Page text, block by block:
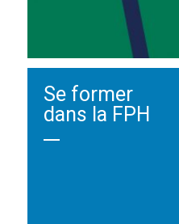
Se former
dans la FPH